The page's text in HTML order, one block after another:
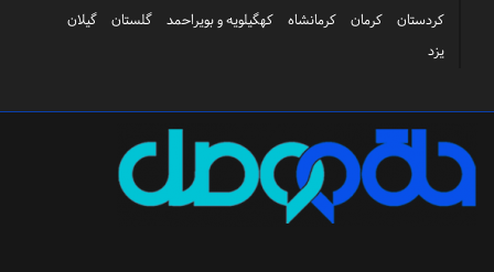
کردستان
کرمان کرمانشاه کهگیلویه و بویراحمد گلستان
گیلان
یزد